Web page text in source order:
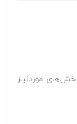
موردنیاز